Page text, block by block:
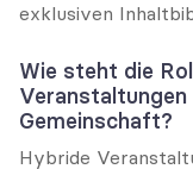
exklusiven
Wie steht die
Gemeinschaft?
Hybride